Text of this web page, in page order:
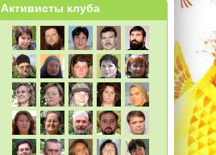
Активисты клуба